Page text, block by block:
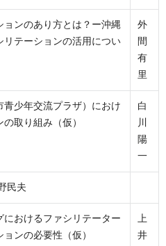
ョンのあり方とは？ー沖縄
リテーションの活用につい
外
間
有
里
青少年交流プラザ）におけ
取り組み（仮）
白
川
陽
一
民夫
におけるファシリテーター
ンの必要性（仮）
上
井